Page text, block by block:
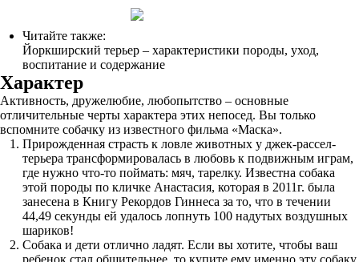
Читайте также:
Йоркширский терьер – характеристики породы, уход,
воспитание и содержание
Характер
Активность, дружелюбие, любопытство – основные
отличительные черты характера этих непосед. Вы только
вспомните собачку из известного фильма «Маска».
Прирожденная страсть к ловле животных у джек-рассел-
терьера трансформировалась в любовь к подвижным играм,
где нужно что-то поймать: мяч, тарелку. Известна собака
этой породы по кличке Анастасия, которая в 2011г. была
занесена в Книгу Рекордов Гиннеса за то, что в течении
44,49 секунды ей удалось лопнуть 100 надутых воздушных
шариков!
Собака и дети отлично ладят. Если вы хотите, чтобы ваш
ребенок стал общительнее, то купите ему именно эту собаку.